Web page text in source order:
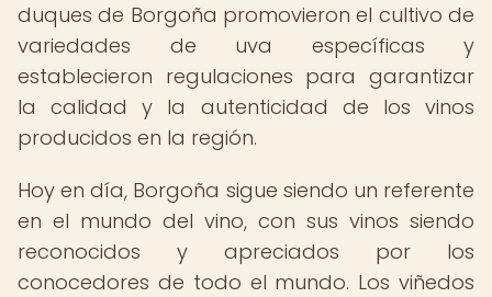
duques de Borgoña promovieron el cultivo de
variedades de uva específicas y
establecieron regulaciones para garantizar
la calidad y la autenticidad de los vinos
producidos en la región.
Hoy en día, Borgoña sigue siendo un referente
en el mundo del vino, con sus vinos siendo
reconocidos y apreciados por los
conocedores de todo el mundo. Los viñedos